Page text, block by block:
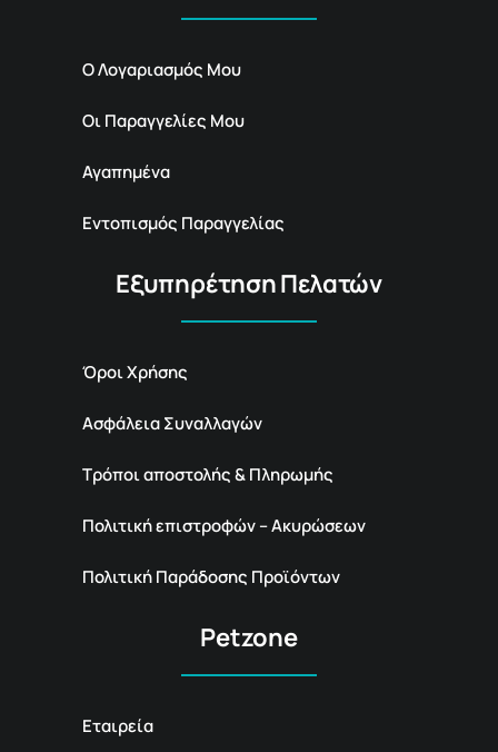
Ο Λογαριασμός Μου
Οι Παραγγελίες Μου
Αγαπημένα
Εντοπισμός Παραγγελίας
Εξυπηρέτηση Πελατών
Όροι Χρήσης
Ασφάλεια Συναλλαγών
Τρόποι αποστολής & Πληρωμής
Πολιτική επιστροφών – Ακυρώσεων
Πολιτική Παράδοσης Προϊόντων
Petzone
Εταιρεία